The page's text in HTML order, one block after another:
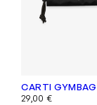
CARTI GYMBAG
29,00 €